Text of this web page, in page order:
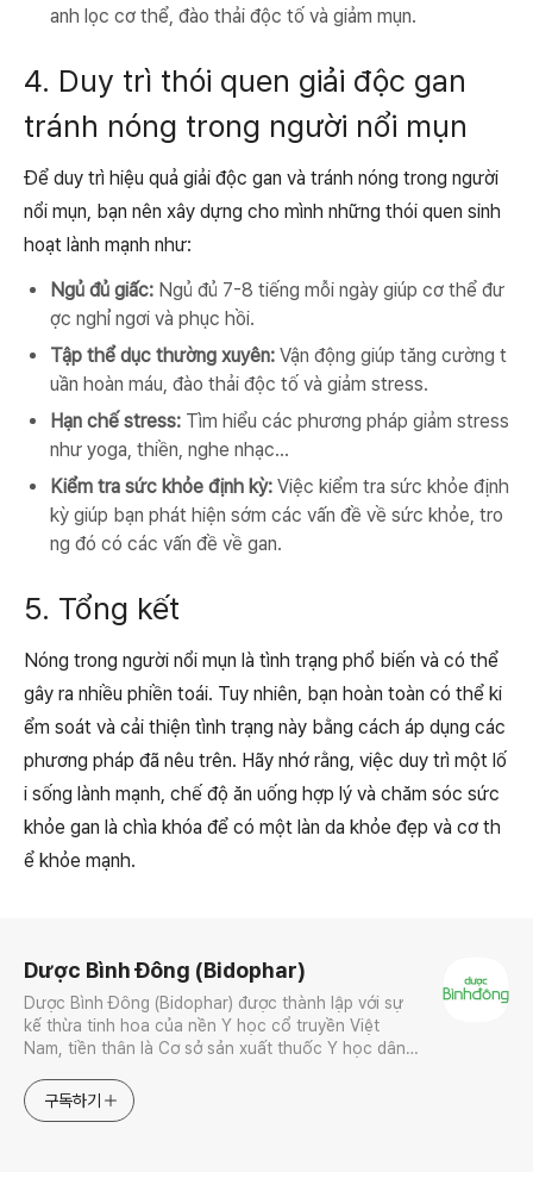
anh lọc cơ thể, đào thải độc tố và giảm mụn.
4. Duy trì thói quen giải độc gan
tránh nóng trong người nổi mụn
Để duy trì hiệu quả giải độc gan và tránh nóng trong người
nổi mụn, bạn nên xây dựng cho mình những thói quen sinh
hoạt lành mạnh như:
Ngủ đủ giấc: Ngủ đủ 7-8 tiếng mỗi ngày giúp cơ thể đư
ợc nghỉ ngơi và phục hồi.
Tập thể dục thường xuyên: Vận động giúp tăng cường t
uần hoàn máu, đào thải độc tố và giảm stress.
Hạn chế stress: Tìm hiểu các phương pháp giảm stress
như yoga, thiền, nghe nhạc...
Kiểm tra sức khỏe định kỳ: Việc kiểm tra sức khỏe định
kỳ giúp bạn phát hiện sớm các vấn đề về sức khỏe, tro
ng đó có các vấn đề về gan.
5. Tổng kết
Nóng trong người nổi mụn là tình trạng phổ biến và có thể
gây ra nhiều phiền toái. Tuy nhiên, bạn hoàn toàn có thể ki
ểm soát và cải thiện tình trạng này bằng cách áp dụng các
phương pháp đã nêu trên. Hãy nhớ rằng, việc duy trì một lố
i sống lành mạnh, chế độ ăn uống hợp lý và chăm sóc sức
khỏe gan là chìa khóa để có một làn da khỏe đẹp và cơ th
ể khỏe mạnh.
Dược Bình Đông (Bidophar)
Dược Bình Đông (Bidophar) được thành lập với sự
kế thừa tinh hoa của nền Y học cổ truyền Việt
Nam, tiền thân là Cơ sở sản xuất thuốc Y học dân
https://www.binhdong.vn/
구독하기